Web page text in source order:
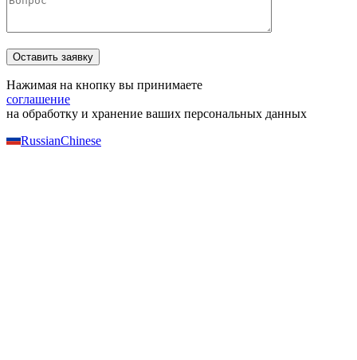
Нажимая на кнопку вы принимаете
соглашение
на обработку и хранение ваших персональных данных
RussianChinese